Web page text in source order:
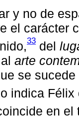
y no de
el carácter
33 del
arte
se
indica
en el